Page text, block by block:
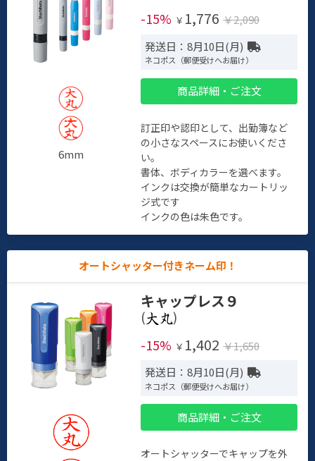
6mm
-15% ￥ 1,776 ￥2,090
発送日：8月10日(月)
ネコポス（郵便受けへお届け）
商品詳細・ご注文
訂正印や認印として、出勤簿など
の小さなスペースにお使いくださ
い。
書体、ボディカラーを選べます。
インクは交換が簡単なカートリッ
ジ式です
インクの色は朱色です。
オートシャッター付きネーム印！
キャップレス９
(
)
-15% ￥ 1,402 ￥1,650
発送日：8月10日(月)
ネコポス（郵便受けへお届け）
商品詳細・ご注文
オートシャッターでキャップを外